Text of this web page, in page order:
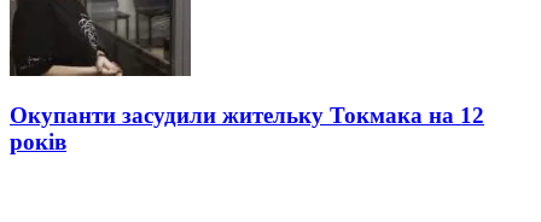
Окупанти засудили жительку Токмака на 12
років